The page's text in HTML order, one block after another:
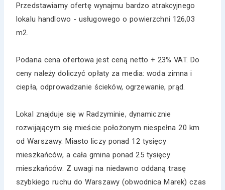
Przedstawiamy ofertę wynajmu bardzo atrakcyjnego
lokalu handlowo - usługowego o powierzchni 126,03
m2.
Podana cena ofertowa jest ceną netto + 23% VAT. Do
ceny należy doliczyć opłaty za media: woda zimna i
ciepła, odprowadzanie ścieków, ogrzewanie, prąd.
Lokal znajduje się w Radzyminie, dynamicznie
rozwijającym się mieście położonym niespełna 20 km
od Warszawy. Miasto liczy ponad 12 tysięcy
mieszkańców, a cała gmina ponad 25 tysięcy
mieszkańców. Z uwagi na niedawno oddaną trasę
szybkiego ruchu do Warszawy (obwodnica Marek) czas